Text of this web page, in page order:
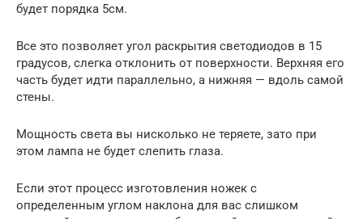
будет порядка 5см.
Все это позволяет угол раскрытия светодиодов в 15
градусов, слегка отклонить от поверхности. Верхняя его
часть будет идти параллельно, а нижняя — вдоль самой
стены.
Мощность света вы нисколько не теряете, зато при
этом лампа не будет слепить глаза.
Если этот процесс изготовления ножек с
определенным углом наклона для вас слишком